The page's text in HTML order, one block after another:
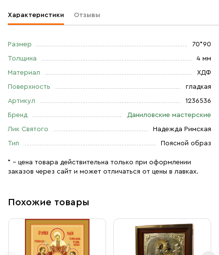
Характеристики Отзывы
Размер 70*90
Толщина 4 мм
Материал ХДФ
Поверхность гладкая
Артикул 1236536
Бренд Даниловские мастерские
Лик Святого Надежда Римская
Тип Поясной образ
* – цена товара действительна только при оформлении
заказов через сайт и может отличаться от цены в лавках.
Похожие товары